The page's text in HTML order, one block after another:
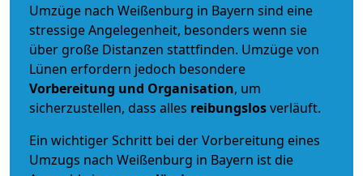
Umzüge nach Weißenburg in Bayern sind eine
stressige Angelegenheit, besonders wenn sie
über große Distanzen stattfinden. Umzüge von
Lünen erfordern jedoch besondere
Vorbereitung und Organisation, um
sicherzustellen, dass alles reibungslosverläuft.
Ein wichtiger Schritt bei der Vorbereitung eines
Umzugs nach Weißenburg in Bayern ist die